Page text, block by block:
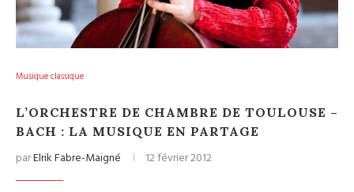
Musique classique
L’ORCHESTRE DE CHAMBRE DE TOULOUSE –
BACH : LA MUSIQUE EN PARTAGE
parElrik Fabre-Maigné 12 février 2012